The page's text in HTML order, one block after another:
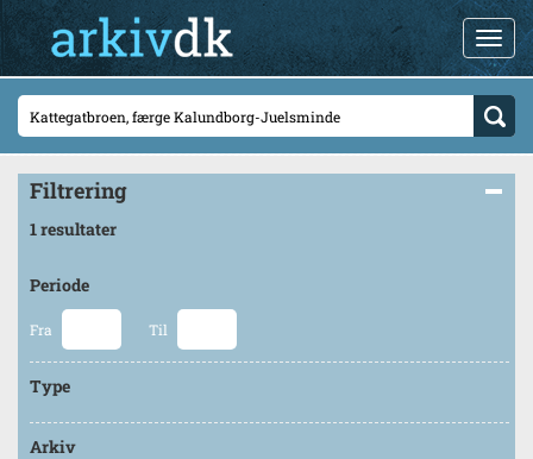
Filtrering
1 resultater
Periode
Fra Til
Type
Arkiv